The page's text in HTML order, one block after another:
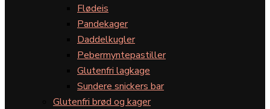
Flødeis
Pandekager
Daddelkugler
Pebermyntepastiller
Glutenfri lagkage
Sundere snickers bar
Glutenfri brød og kager